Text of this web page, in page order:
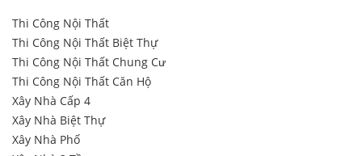
Thi Công Nội Thất
Thi Công Nội Thất Biệt Thự
Thi Công Nội Thất Chung Cư
Thi Công Nội Thất Căn Hộ
Xây Nhà Cấp 4
Xây Nhà Biệt Thự
Xây Nhà Phố